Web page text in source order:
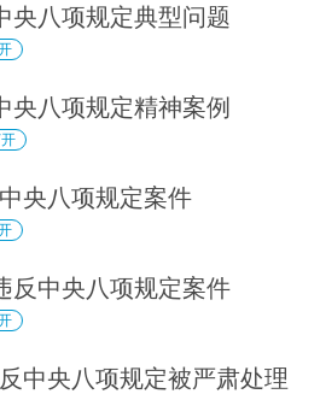
央八项规定典型问题
央八项规定精神案例
央八项规定案件
反中央八项规定案件
中央八项规定被严肃处理